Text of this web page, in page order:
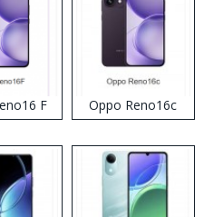
F Oppo Reno16c